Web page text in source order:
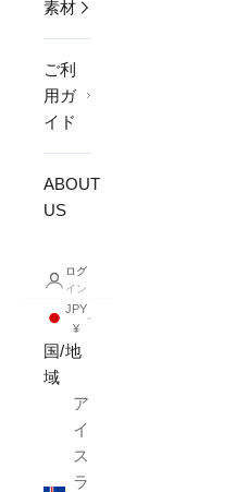
素材
ご利
用ガ
イド
ABOUT
US
ログ
イン
JPY
¥
国/地
域
ア
イ
ス
ラ